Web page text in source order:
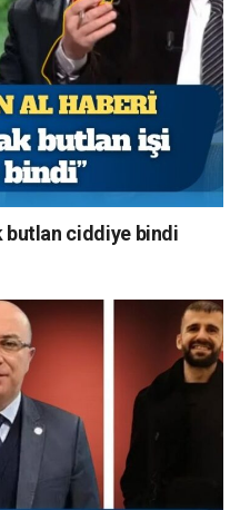
butlan ciddiye bindi